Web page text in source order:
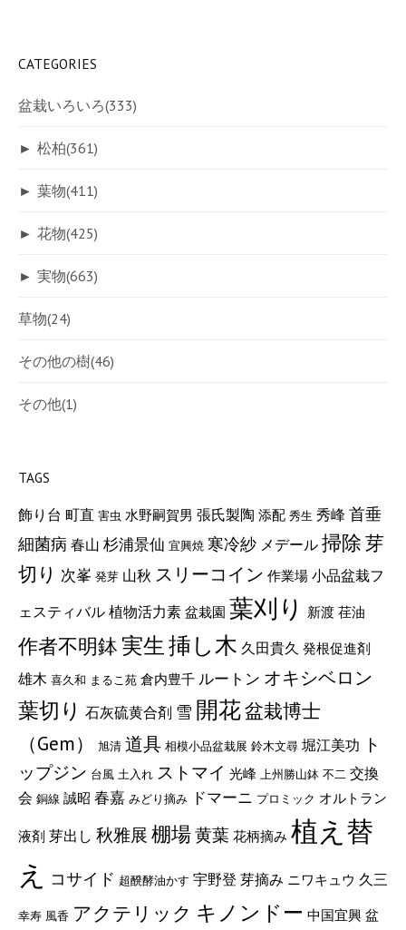
CATEGORIES
盆栽いろいろ(333)
► 松柏(361)
► 葉物(411)
► 花物(425)
► 実物(663)
草物(24)
その他の樹(46)
その他(1)
TAGS
飾り台 町直 害虫 水野嗣賀男 張氏製陶 添配 秀生 秀峰 首垂
細菌病 春山 杉浦景仙 宜興焼 寒冷紗 メデール掃除芽
切り 次峯 発芽 山秋 スリーコイン 作業場 小品盆栽フ
ェスティバル植物活力素 盆栽園 葉刈り 新渡 荏油
作者不明鉢 実生挿し木 久田貴久 発根促進剤
雄木 喜久和 まるこ苑 倉内豊千 ルートン オキシベロン
葉切り 石灰硫黄合剤 雪 開花盆栽博士
（Gem）
旭清 道具 相模小品盆栽展 鈴木文尋 堀江美功 ト
ップジン 台風 土入れ ストマイ 光峰 上州勝山鉢 不二 交換
会 銅線 誠昭 春嘉 みどり摘み ドマーニ プロミック オルトラン
液剤 芽出し 秋雅展 棚場黄葉 花柄摘み 植え替
え
コサイド 超醗酵油かす 宇野登 芽摘み ニワキュウ 久三
幸寿 風香 アクテリック キノンドー 中国宜興 盆